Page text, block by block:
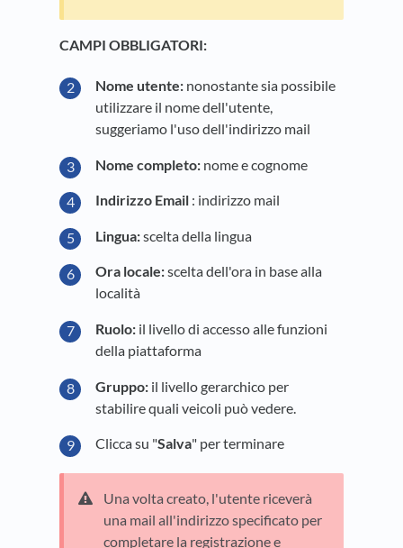
CAMPI OBBLIGATORI:
Nome utente: nonostante sia possibile
utilizzare il nome dell'utente,
suggeriamo l'uso dell'indirizzo mail
Nome completo: nome e cognome
Indirizzo Email : indirizzo mail
Lingua:scelta della lingua
Ora locale:scelta dell'ora in base alla
località
Ruolo: il livello di accesso alle funzioni
della piattaforma
Gruppo: il livello gerarchico per
stabilire quali veicoli può vedere.
Clicca su "Salva" per terminare
Una volta creato, l'utente riceverà
una mail all'indirizzo specificato per
completare la registrazione e